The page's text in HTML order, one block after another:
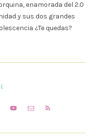
enamorada del 2.0
y sus dos grandes
¿Te quedas?